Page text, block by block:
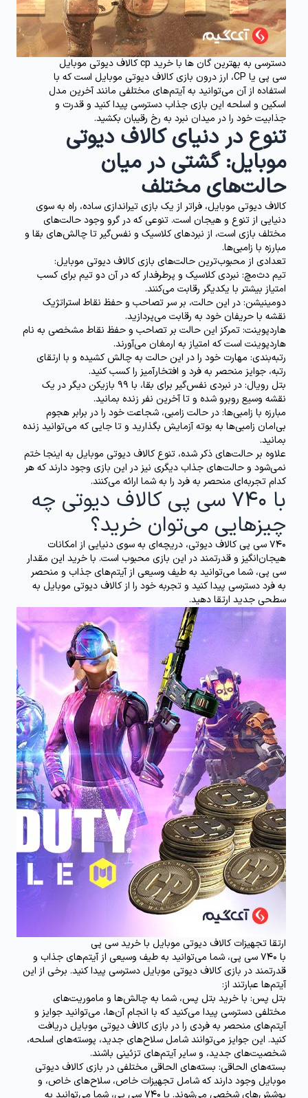
دسترسی به بهترین گان ها با خرید cp کالاف دیوتی موبایل
سی پی یا CP، ارز درون بازی کالاف دیوتی موبایل است که با
استفاده از آن می‌توانید به آیتم‌های مختلفی مانند آخرین مدل
اسکین و اسلحه این بازی جذاب دسترسی پیدا کنید و قدرت و
جذابیت خود را در میدان نبرد به رخ رقیبان بکشید.
تنوع در دنیای کالاف دیوتی
موبایل: گشتی در میان
حالت‌های مختلف
کالاف دیوتی موبایل، فراتر از یک بازی تیراندازی ساده، راه به سوی
دنیایی از تنوع و هیجان است. تنوعی که در گرو وجود حالت‌های
مختلف بازی است، از نبردهای کلاسیک و نفس‌گیر تا چالش‌های بقا و
مبارزه با زامبی‌ها.
تعدادی از محبوب‌ترین حالت‌های بازی کالاف دیوتی موبایل:
تیم دث‌مچ: نبردی کلاسیک و پرطرفدار که در آن دو تیم برای کسب
امتیاز بیشتر با یکدیگر رقابت می‌کنند.
دومینیشن:در این حالت، بر سر تصاحب و حفظ نقاط استراتژیک
نقشه با حریفان خود به رقابت می‌پردازید.
هاردپوینت:تمرکز این حالت بر تصاحب و حفظ نقاط مشخصی به نام
هاردپوینت است که امتیاز به ارمغان می‌آورند.
رتبه‌بندی: مهارت خود را در این حالت به چالش کشیده و با ارتقای
رتبه، جوایز منحصر به فرد و افتخارآمیز را کسب کنید.
بتل رویال:
در نبردی نفس‌گیر برای بقا، با 99 بازیکن دیگر در یک
نقشه وسیع روبرو شده و تا آخرین نفر زنده بمانید.
مبارزه با زامبی‌ها:در حالت زامبی، شجاعت خود را در برابر هجوم
بی‌امان زامبی‌ها به بوته آزمایش بگذارید و تا جایی که می‌توانید زنده
بمانید.
علاوه بر حالت‌های ذکر شده، تنوع کالاف دیوتی موبایل به اینجا ختم
نمی‌شود و حالت‌های جذاب دیگری نیز در این بازی وجود دارند که هر
کدام تجربه‌ای منحصر به فرد را به شما ارائه می‌کنند.
با 740 سی پی کالاف دیوتی چه
چیزهایی می‌توان خرید؟
740 سی پی کالاف دیوتی، دریچه‌ای به سوی دنیایی از امکانات
هیجان‌انگیز و قدرتمند در این بازی محبوب است. با خرید این مقدار
سی پی، شما می‌توانید به طیف وسیعی از آیتم‌های جذاب و منحصر
به فرد دسترسی پیدا کنید و تجربه خود را از کالاف دیوتی موبایل به
سطحی جدید ارتقا دهید.
ارتقا تجهیزات کالاف دیوتی موبایل با خرید سی پی
با 740 سی پی، شما می‌توانید به طیف وسیعی از آیتم‌های جذاب و
قدرتمند در بازی کالاف دیوتی موبایل دسترسی پیدا کنید. برخی از این
آیتم‌ها عبارتند از:
بتل پس: باخرید بتل پس، شما به چالش‌ها و ماموریت‌های
مختلفی دسترسی پیدا می‌کنید که با انجام آن‌ها، می‌توانید جوایز و
آیتم‌های منحصر به فردی را در بازی کالاف دیوتی موبایل دریافت
کنید. این جوایز می‌توانند شامل سلاح‌های جدید، پوسته‌های اسلحه،
شخصیت‌های جدید، و سایر آیتم‌های تزئینی باشند.
بسته‌های الحاقی: بسته‌های الحاقی مختلفی در بازی کالاف دیوتی
موبایل وجود دارند که شامل تجهیزات خاص، سلاح‌های خاص، و
پوشش‌های شخصی می‌شوند. با 740 سی پی، شما می‌توانید به